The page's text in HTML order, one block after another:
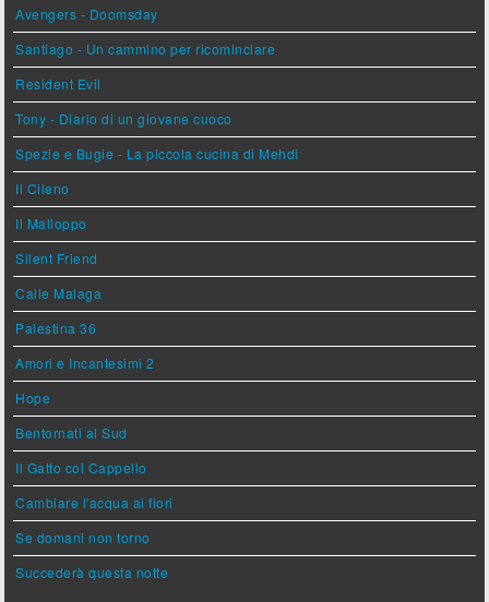
Avengers - Doomsday
Santiago - Un cammino per ricominciare
Resident Evil
Tony - Diario di un giovane cuoco
Spezie e Bugie - La piccola cucina di Mehdi
Il Cileno
Il Malloppo
Silent Friend
Calle Malaga
Palestina 36
Amori e Incantesimi 2
Hope
Bentornati al Sud
Il Gatto col Cappello
Cambiare l'acqua ai fiori
Se domani non torno
Succederà questa notte